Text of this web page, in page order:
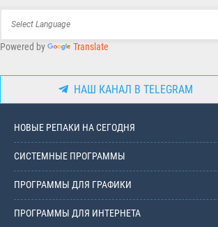
Powered by Translate
НАШ КАНАЛ В TELEGRAM
НОВЫЕ РЕПАКИ НА СЕГОДНЯ
СИСТЕМНЫЕ ПРОГРАММЫ
ПРОГРАММЫ ДЛЯ ГРАФИКИ
ПРОГРАММЫ ДЛЯ ИНТЕРНЕТА